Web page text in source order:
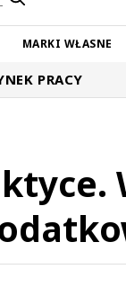
MARKI WŁASNE
PRACY